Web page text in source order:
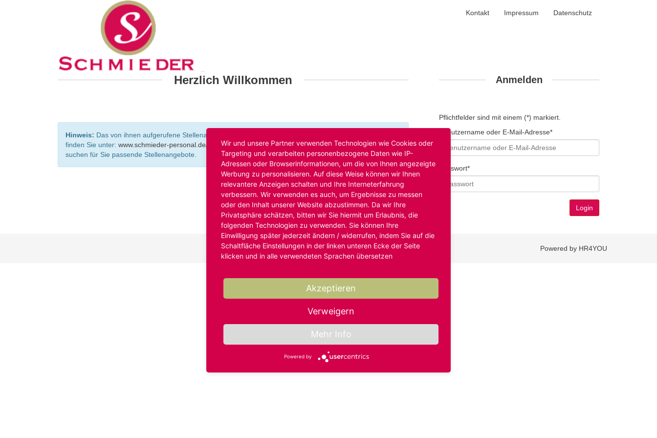
Kontakt Impressum Datenschutz
Herzlich Willkommen
Hinweis: Das von ihnen aufgerufene Stellenangebot ist bereits ausgelaufen. Alternative Stellenanzeigen
finden Sie unter: www.schmieder-personal.de/stellenangebote. Oder Sie bewerben sichinitiativund wir
suchen für Sie passende Stellenangebote.
Anmelden
Pflichtfelder sind mit einem (*) markiert.
Benutzername oder E-Mail-Adresse*
Passwort*
Powered by HR4YOU
Wir und unsere Partner verwenden Technologien wie Cookies oder
Targeting und verarbeiten personenbezogene Daten wie IP-
Adressen oder Browserinformationen, um die von Ihnen angezeigte
Werbung zu personalisieren. Auf diese Weise können wir Ihnen
relevantere Anzeigen schalten und Ihre Interneterfahrung
verbessern. Wir verwenden es auch, um Ergebnisse zu messen
oder den Inhalt unserer Website abzustimmen. Da wir Ihre
Privatsphäre schätzen, bitten wir Sie hiermit um Erlaubnis, die
folgenden Technologien zu verwenden. Sie können Ihre
Einwilligung später jederzeit ändern / widerrufen, indem Sie auf die
Schaltfläche Einstellungen in der linken unteren Ecke der Seite
klicken und in alle verwendeten Sprachen übersetzen
Akzeptieren
Verweigern
Mehr Info
Powered by